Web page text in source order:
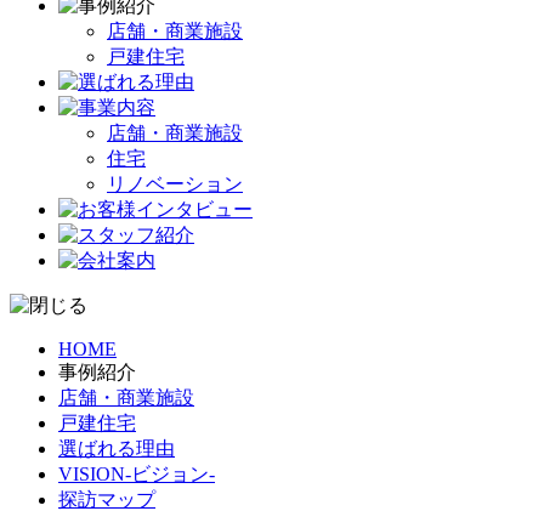
店舗・商業施設
戸建住宅
店舗・商業施設
住宅
リノベーション
HOME
事例紹介
店舗・商業施設
戸建住宅
選ばれる理由
VISION-ビジョン-
探訪マップ